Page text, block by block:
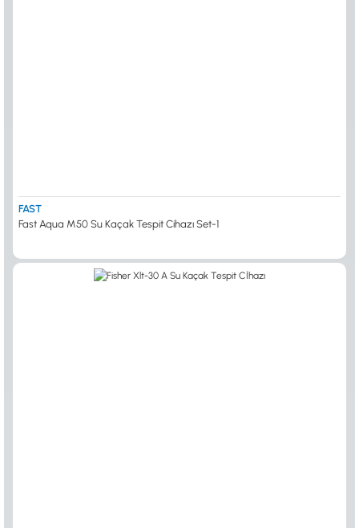
FAST
Fast Aqua M50 Su Kaçak Tespit Cihazı Set-1